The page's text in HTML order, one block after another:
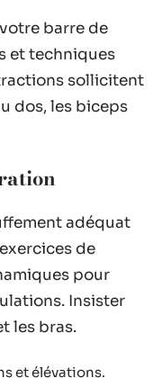
barre de
et techniques
sollicitent
dos, les biceps
adéquat
de
pour
Insister
les bras.
et élévations.